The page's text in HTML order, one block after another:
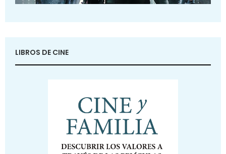
LIBROS DE CINE